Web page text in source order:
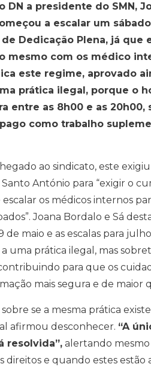
DN a presidente do SMN,
a escalar um
Dedicação Plena, já que
mesmo com os médico
este regime, aprovado
prática ilegal, porque o
entre as 8h00 e as
como trabalho
ao sindicato, este
António para “exigir o
escalar os médicos internos
Joana Bordalo e Sá
de maio e as escalas para
uma prática ilegal, mas
para que os
mais segura e de maior
se a mesma prática
afirmou desconhecer. “A
resolvida”, alertando
direitos e quando estes estão